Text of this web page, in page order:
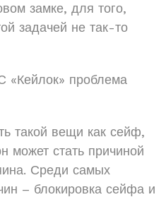
замке, для того,
задачей не так-то
«Кейлок» проблема
такой вещи как сейф,
может стать причиной
Среди самых
– блокировка сейфа и